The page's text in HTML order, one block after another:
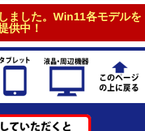
ました。Win11各モデルを
供中！